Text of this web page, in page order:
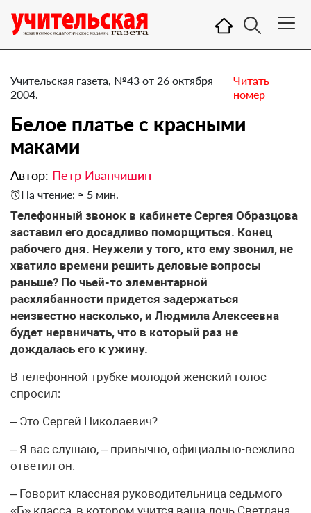
Учительская газета, №43 от 26 октября
2004.
Читать
номер
Белое платье с красными
маками
Автор: Петр Иванчишин
На чтение: ≈ 5 мин.
Телефонный звонок в кабинете Сергея Образцова
заставил его досадливо поморщиться. Конец
рабочего дня. Неужели у того, кто ему звонил, не
хватило времени решить деловые вопросы
раньше? По чьей-то элементарной
расхлябанности придется задержаться
неизвестно насколько, и Людмила Алексеевна
будет нервничать, что в который раз не
дождалась его к ужину.
В телефонной трубке молодой женский голос
спросил:
– Это Сергей Николаевич?
– Я вас слушаю, – привычно, официально-вежливо
ответил он.
– Говорит классная руководительница седьмого
«Б» класса, в котором учится ваша дочь Светлана,